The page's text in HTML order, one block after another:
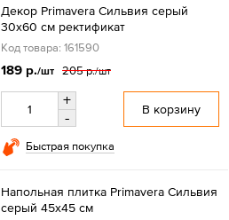
Декор Primavera Сильвия серый
30x60 см ректификат
Код товара: 161590
189 р./шт 205 р./шт
+
-
В корзину
Быстрая покупка
Напольная плитка Primavera Сильвия
серый 45x45 см